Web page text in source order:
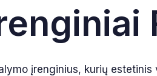
įrenginius, kurių